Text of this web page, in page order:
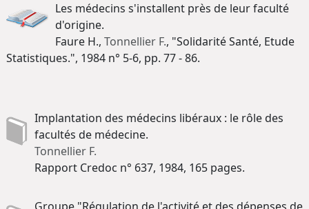
Les médecins s'installent près de leur faculté
d'origine.
Faure H., Tonnellier F., "Solidarité Santé, Etude
Statistiques.", 1984 n° 5-6, pp. 77 - 86.
Implantation des médecins libéraux : le rôle des
facultés de médecine.
Tonnellier F.
Rapport Credoc n° 637, 1984, 165 pages.